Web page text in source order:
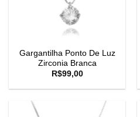
Gargantilha Ponto De Luz
Zirconia Branca
R$99,00